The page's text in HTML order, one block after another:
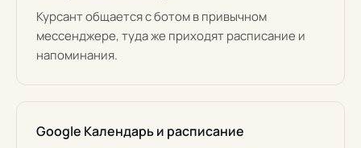
Курсант общается с ботом в привычном
мессенджере, туда же приходят расписание и
напоминания.
Google Календарь и расписание